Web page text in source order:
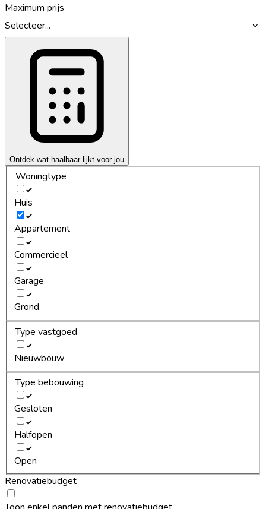
Maximum prijs
Selecteer...
Ontdek wat haalbaar lijkt voor jou
Woningtype
Huis
Appartement
Commercieel
Garage
Grond
Type vastgoed
Nieuwbouw
Type bebouwing
Gesloten
Halfopen
Open
Renovatiebudget